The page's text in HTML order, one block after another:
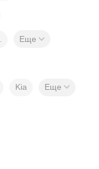
Еще
Kia Еще